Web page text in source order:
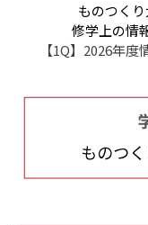
ものつく
修学上の情
【1Q】2026年